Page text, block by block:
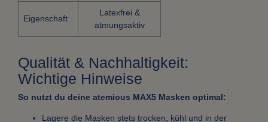
Eigenschaft
Latexfrei &
atmungsaktiv
Qualität & Nachhaltigkeit:
Wichtige Hinweise
So nutzt du deine atemious MAX5 Masken optimal:
Lagere die Masken stets trocken, kühl und in der